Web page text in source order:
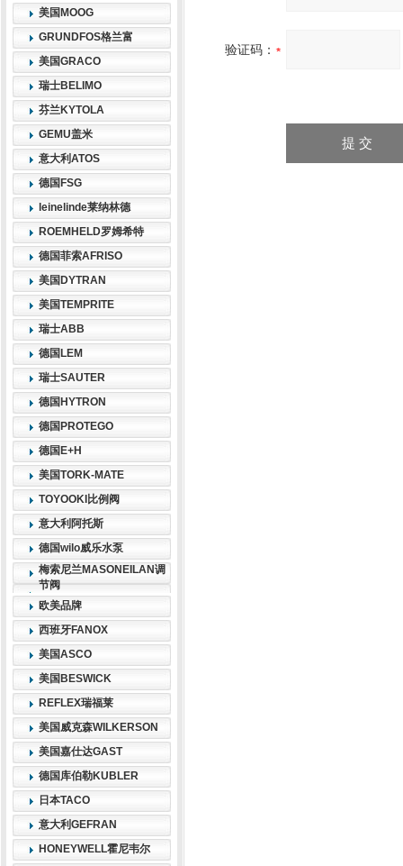
美国MOOG
GRUNDFOS格兰富
美国GRACO
瑞士BELIMO
芬兰KYTOLA
GEMU盖米
意大利ATOS
德国FSG
leinelinde莱纳林德
ROEMHELD罗姆希特
德国菲索AFRISO
美国DYTRAN
美国TEMPRITE
瑞士ABB
德国LEM
瑞士SAUTER
德国HYTRON
德国PROTEGO
德国E+H
美国TORK-MATE
TOYOOKI比例阀
意大利阿托斯
德国wilo威乐水泵
梅索尼兰MASONEILAN调
节阀
欧美品牌
西班牙FANOX
美国ASCO
美国BESWICK
REFLEX瑞福莱
美国威克森WILKERSON
美国嘉仕达GAST
德国库伯勒KUBLER
日本TACO
意大利GEFRAN
HONEYWELL霍尼韦尔
验证码：